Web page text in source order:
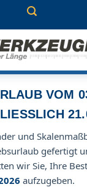
VOM
und
gefertigt
wir Sie, Ihre
aufzugeben.